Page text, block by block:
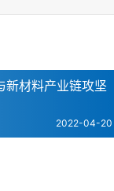
新材料产业链攻坚
2022-04-20